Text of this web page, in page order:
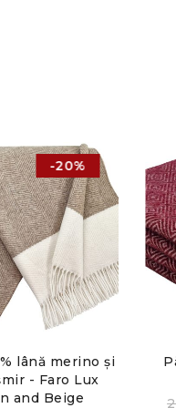
-20%
lână merino și
- Faro Lux
and Beige